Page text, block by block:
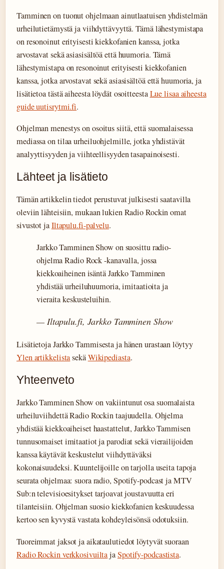
Tamminen on tuonut ohjelmaan ainutlaatuisen yhdistelmän
urheilutietämystä ja viihdyttävyyttä. Tämä lähestymistapa
on resonoinut erityisesti kiekkofanien kanssa, jotka
arvostavat sekä asiasisältöä että huumoria. Tämä
lähestymistapa on resonoinut erityisesti kiekkofanien
kanssa, jotka arvostavat sekä asiasisältöä että huumoria, ja
lisätietoa tästä aiheesta löydät osoitteestaLue lisaa aiheesta
guide uutisrytmi.fi.
Ohjelman menestys on osoitus siitä, että suomalaisessa
mediassa on tilaa urheiluohjelmille, jotka yhdistävät
analyyttisyyden ja viihteellisyyden tasapainoisesti.
Lähteet ja lisätieto
Tämän artikkelin tiedot perustuvat julkisesti saatavilla
oleviin lähteisiin, mukaan lukien Radio Rockin omat
sivustot jaIltapulu.fi-palvelu.
Jarkko Tamminen Show on suosittu radio-
ohjelma Radio Rock -kanavalla, jossa
kiekkoaiheinen isäntä Jarkko Tamminen
yhdistää urheiluhuumoria, imitaatioita ja
vieraita keskusteluihin.
— Iltapulu.fi, Jarkko Tamminen Show
Lisätietoja Jarkko Tammisesta ja hänen urastaan löytyy
Ylen artikkelistasekäWikipediasta.
Yhteenveto
Jarkko Tamminen Show on vakiintunut osa suomalaista
urheiluviihdettä Radio Rockin taajuudella. Ohjelma
yhdistää kiekkoaiheiset haastattelut, Jarkko Tammisen
tunnusomaiset imitaatiot ja parodiat sekä vierailijoiden
kanssa käytävät keskustelut viihdyttäväksi
kokonaisuudeksi. Kuuntelijoille on tarjolla useita tapoja
seurata ohjelmaa: suora radio, Spotify-podcast ja MTV
Sub:n televisioesitykset tarjoavat joustavuutta eri
tilanteisiin. Ohjelman suosio kiekkofanien keskuudessa
kertoo sen kyvystä vastata kohdeyleisönsä odotuksiin.
Tuoreimmat jaksot ja aikataulutiedot löytyvät suoraan
Radio Rockin verkkosivuiltajaSpotify-podcastista.